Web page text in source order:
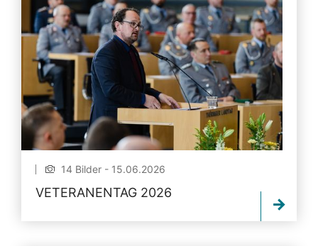
14 Bilder - 15.06.2026
VETERANENTAG 2026